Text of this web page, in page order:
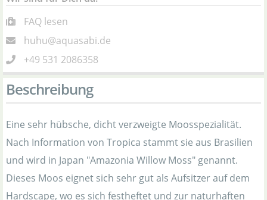
FAQ lesen
huhu@aquasabi.de
+49 531 2086358
Beschreibung
Eine sehr hübsche, dicht verzweigte Moosspezialität.
Nach Information von Tropica stammt sie aus Brasilien
und wird in Japan "Amazonia Willow Moss" genannt.
Dieses Moos eignet sich sehr gut als Aufsitzer auf dem
Hardscape, wo es sich festheftet und zur naturhaften